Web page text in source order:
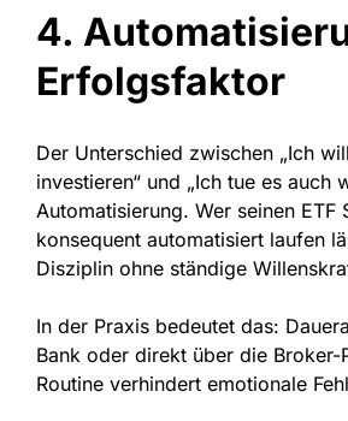
4.
Erfolgsfaktor
Der Unterschied zwischen „Ich
investieren“ und „Ich tue es auch
Automatisierung. Wer seinen ETF
konsequent automatisiert laufen
Disziplin ohne ständige
In der Praxis bedeutet das:
Bank oder direkt über die Broker-
Routine verhindert emotionale